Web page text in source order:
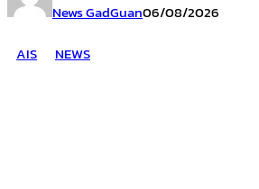
News GadGuan06/08/2026
AIS
NEWS